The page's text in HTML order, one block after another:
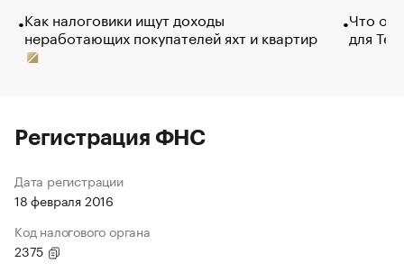
Как налоговики ищут доходы
неработающих покупателей яхт и квартир
Что
для
Регистрация ФНС
Дата регистрации
18 февраля 2016
Код налогового органа
2375